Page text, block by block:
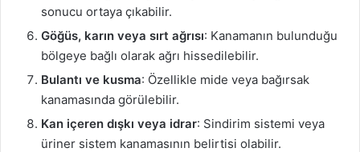
sonucu ortaya çıkabilir.
Göğüs, karın veya sırt ağrısı: Kanamanın bulunduğu
bölgeye bağlı olarak ağrı hissedilebilir.
Bulantı ve kusma: Özellikle mide veya bağırsak
kanamasında görülebilir.
Kan içeren dışkı veya idrar: Sindirim sistemi veya
üriner sistem kanamasının belirtisi olabilir.